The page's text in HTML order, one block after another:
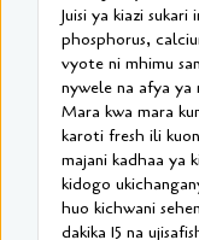
Juisi ya kiazi
phosphorus,
vyote ni mhimu
nywele na afya ya
Mara kwa mara
karoti fresh ili
majani kadhaa ya
kidogo
huo kichwani
dakika 15 na